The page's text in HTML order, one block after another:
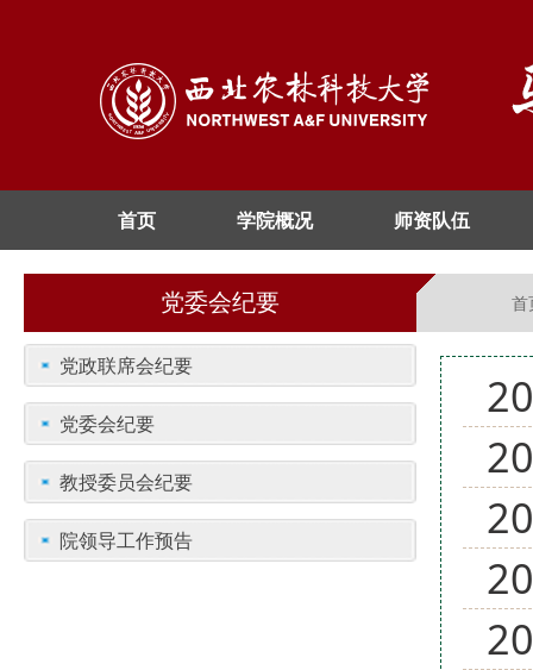
首页 学院概况 师资队伍
党委会纪要 首
党政联席会纪要
党委会纪要
教授委员会纪要
院领导工作预告